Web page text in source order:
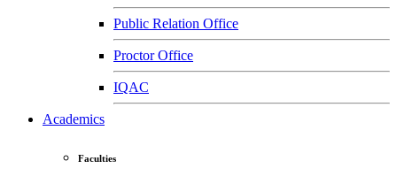
Public Relation Office
Proctor Office
IQAC
Academics
Faculties